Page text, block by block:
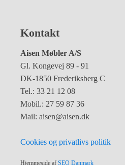
Kontakt
Aisen Møbler A/S
Gl. Kongevej 89 - 91
DK-1850 Frederiksberg C
Tel.: 33 21 12 08
Mobil.: 27 59 87 36
Mail: aisen@aisen.dk
Cookies og privatlivs politik
Hjemmeside af SEO Danmark